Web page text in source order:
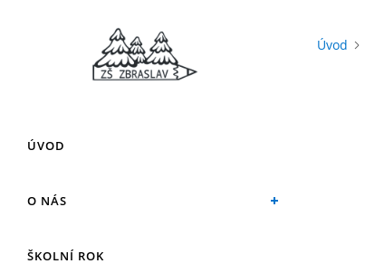
ÚVOD
O NÁS
ŠKOLNÍ ROK
Úvod